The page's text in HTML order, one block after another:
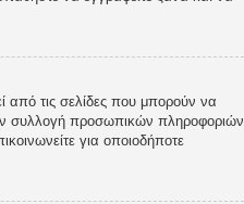
από τις σελίδες που μπορούν να
συλλογή προσωπικών πληροφοριών
για οποιοδήποτε